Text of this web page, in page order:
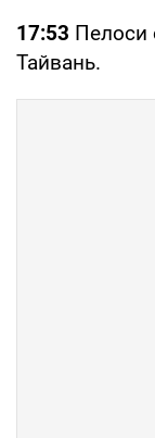
17:53 Пелоси
Тайвань.